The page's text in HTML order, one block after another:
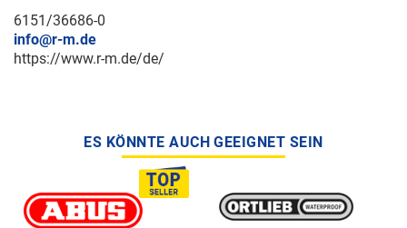
6151/36686-0
info@r-m.de
https://www.r-m.de/de/
ES KÖNNTE AUCH GEEIGNET SEIN